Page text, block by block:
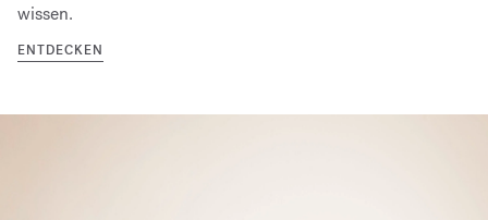
wissen.
ENTDECKEN